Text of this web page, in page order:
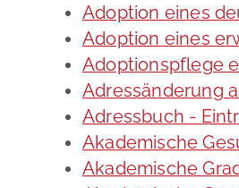
Adoption eines
Adoption eines
Adoptionspflege
Adressänderung
Adressbuch -
Akademische
Akademische